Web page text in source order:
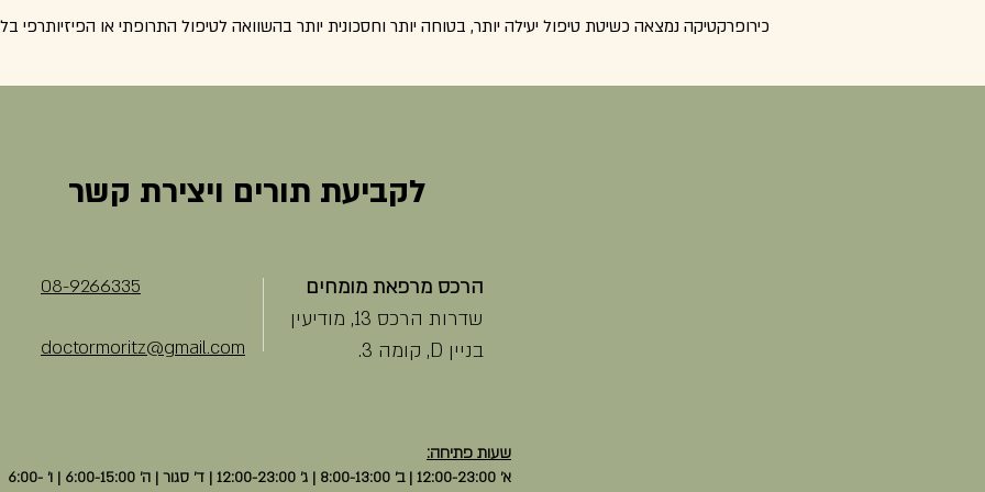
כירופרקטיקה נמצאה כשיטת טיפול יעילה יותר, בטוחה יותר וחסכונית יותר בהשוואה לטיפול התרופתי או הפיזיותרפי
לקביעת תורים ויצירת קשר
08-9266335
doctormoritz@gmail.com
הרכס מרפאת מומחים
שדרות הרכס 13, מודיעין
בניין D, קומה 3.
שעות פתיחה:
א' 12:00-23:00 | ב' 8:00-13:00 | ג' 12:00-23:00 | ד' סגור | ה' 6:00-15:00 | ו' 6:00-